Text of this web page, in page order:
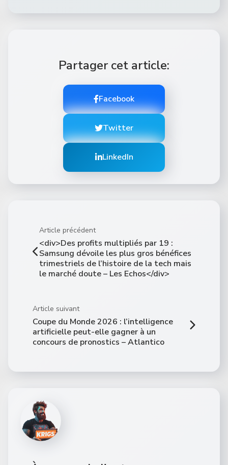
Partager cet article:
Facebook
Twitter
LinkedIn
Article précédent
<div>Des profits multipliés par 19 :
Samsung dévoile les plus gros bénéfices
trimestriels de l’histoire de la tech mais
le marché doute – Les Echos</div>
Article suivant
Coupe du Monde 2026 : l’intelligence
artificielle peut-elle gagner à un
concours de pronostics – Atlantico